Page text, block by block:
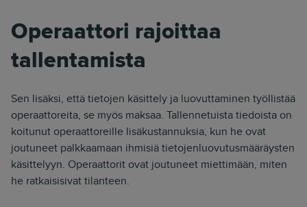
Operaattori rajoittaa
tallentamista
Sen lisäksi, että tietojen käsittely ja luovuttaminen työllistää
operaattoreita, se myös maksaa. Tallennetuista tiedoista on
koitunut operaattoreille lisäkustannuksia, kun he ovat
joutuneet palkkaamaan ihmisiä tietojenluovutusmääräysten
käsittelyyn. Operaattorit ovat joutuneet miettimään, miten
he ratkaisisivat tilanteen.